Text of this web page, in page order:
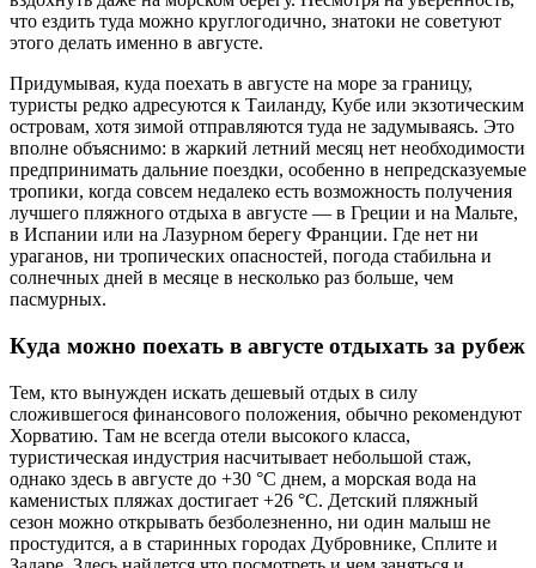
что ездить туда можно круглогодично, знатоки не советуют
этого делать именно в августе.
Придумывая, куда поехать в августе на море за границу,
туристы редко адресуются к Таиланду, Кубе или экзотическим
островам, хотя зимой отправляются туда не задумываясь. Это
вполне объяснимо: в жаркий летний месяц нет необходимости
предпринимать дальние поездки, особенно в непредсказуемые
тропики, когда совсем недалеко есть возможность получения
лучшего пляжного отдыха в августе — в Греции и на Мальте,
в Испании или на Лазурном берегу Франции. Где нет ни
ураганов, ни тропических опасностей, погода стабильна и
солнечных дней в месяце в несколько раз больше, чем
пасмурных.
Куда можно поехать в августе отдыхать за рубеж
Тем, кто вынужден искать дешевый отдых в силу
сложившегося финансового положения, обычно рекомендуют
Хорватию. Там не всегда отели высокого класса,
туристическая индустрия насчитывает небольшой стаж,
однако здесь в августе до +30 ­°С днем, а морская вода на
каменистых пляжах достигает +26 °С. Детский пляжный
сезон можно открывать безболезненно, ни один малыш не
простудится, а в старинных городах Дубровнике, Сплите и